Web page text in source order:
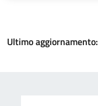
Ultimo aggiornamento: